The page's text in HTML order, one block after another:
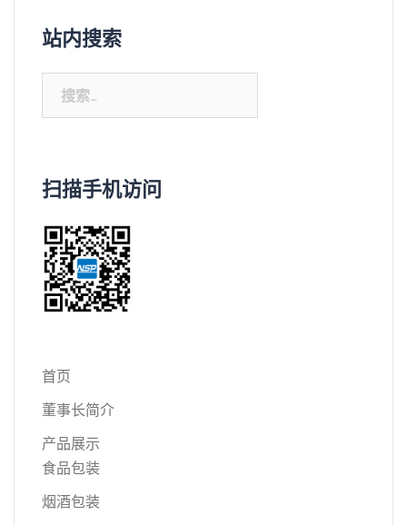
站内搜索
扫描手机访问
首页
董事长简介
产品展示
食品包装
烟酒包装